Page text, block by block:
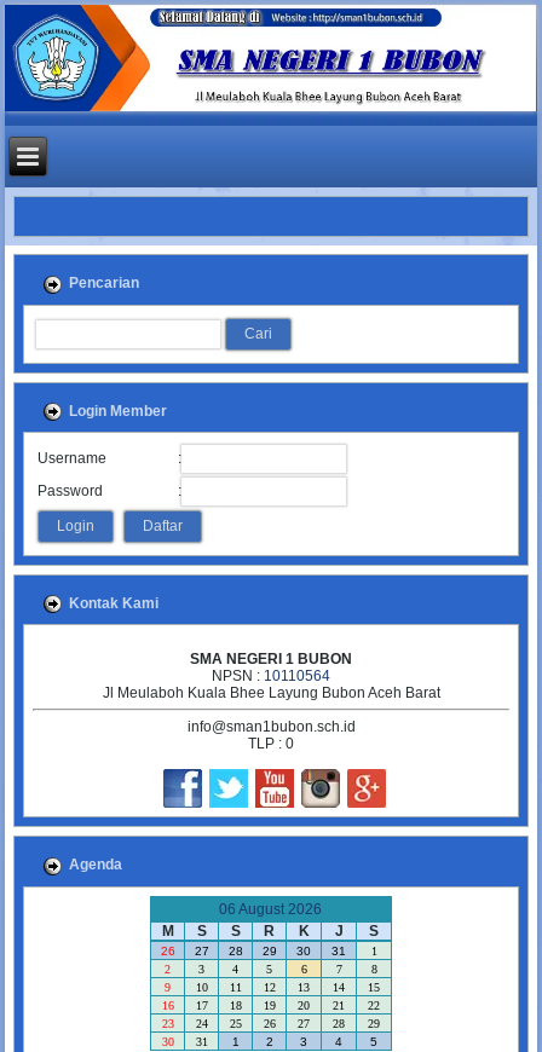
Pencarian
Login Member
Username
:
Password
:
Kontak Kami
SMA NEGERI 1 BUBON
NPSN : 10110564
Jl Meulaboh Kuala Bhee Layung Bubon Aceh Barat
info@sman1bubon.sch.id
TLP : 0
Agenda
06 August 2026
M
S S R K J S
26 27 28 29 30 31
1
2
3 4 5 6 7
8
9
10 11 12 13 14
15
16
17 18 19 20 21
22
23
24 25 26 27 28
29
30
31 1 2 3 4 5